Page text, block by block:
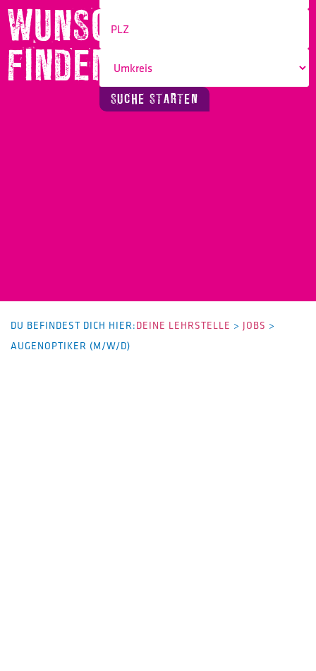
WUNSCHBERUF
FINDEN!
SUCHE STARTEN
DU BEFINDEST DICH HIER:DEINE LEHRSTELLE > JOBS >
AUGENOPTIKER (M/W/D)